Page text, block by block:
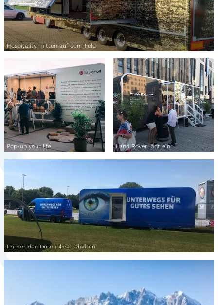
Hospitality mitten auf dem Feld
Pop-up your life Land Rover lädt ein
Immer den Durchblick behalten